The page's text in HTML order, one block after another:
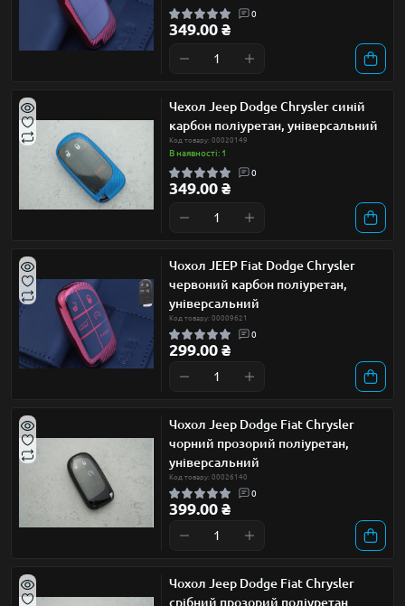
0
349.00 ₴
Чехол Jeep Dodge Chrysler синій
карбон поліуретан, універсальний
Код товару: 00020149
В наявності: 1
0
349.00 ₴
Чохол JEEP Fiat Dodge Chrysler
червоний карбон поліуретан,
універсальний
Код товару: 00009621
0
299.00 ₴
Чохол Jeep Dodge Fiat Chrysler
чорний прозорий поліуретан,
універсальний
Код товару: 00026140
0
399.00 ₴
Чохол Jeep Dodge Fiat Chrysler
срібний прозорий поліуретан